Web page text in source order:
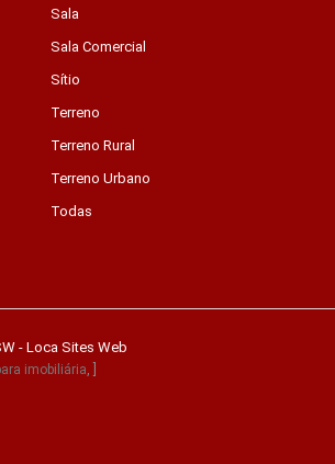
Sala
Sala Comercial
Sítio
Terreno
Terreno Rural
Terreno Urbano
Todas
- Loca Sites Web
imobiliária